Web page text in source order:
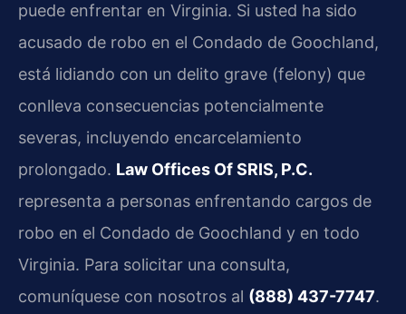
puede enfrentar en Virginia. Si usted ha sido
acusado de robo en el Condado de Goochland,
está lidiando con un delito grave (felony) que
conlleva consecuencias potencialmente
severas, incluyendo encarcelamiento
prolongado. Law Offices Of SRIS, P.C.
representa a personas enfrentando cargos de
robo en el Condado de Goochland y en todo
Virginia. Para solicitar una consulta,
comuníquese con nosotros al (888) 437-7747.